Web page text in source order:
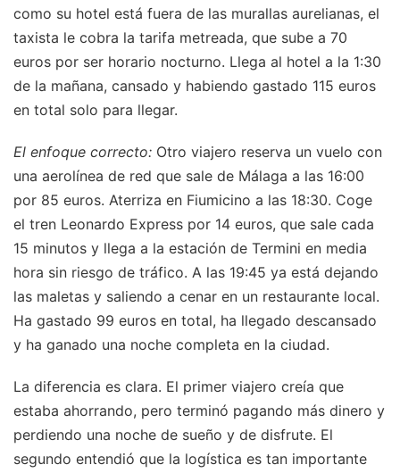
como su hotel está fuera de las murallas aurelianas, el
taxista le cobra la tarifa metreada, que sube a 70
euros por ser horario nocturno. Llega al hotel a la 1:30
de la mañana, cansado y habiendo gastado 115 euros
en total solo para llegar.
El enfoque correcto: Otro viajero reserva un vuelo con
una aerolínea de red que sale de Málaga a las 16:00
por 85 euros. Aterriza en Fiumicino a las 18:30. Coge
el tren Leonardo Express por 14 euros, que sale cada
15 minutos y llega a la estación de Termini en media
hora sin riesgo de tráfico. A las 19:45 ya está dejando
las maletas y saliendo a cenar en un restaurante local.
Ha gastado 99 euros en total, ha llegado descansado
y ha ganado una noche completa en la ciudad.
La diferencia es clara. El primer viajero creía que
estaba ahorrando, pero terminó pagando más dinero y
perdiendo una noche de sueño y de disfrute. El
segundo entendió que la logística es tan importante